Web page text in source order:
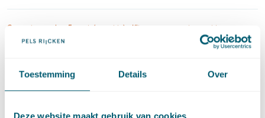
Toestemming Details Over
Omgevingsrecht Energie(transitie) Klimaat en energietransitie
Zonneparken? Let op verplichting tot creëren
6 mei 2020 · Lianne Barnhoorn en Marije van Mannekes
Omgevingsrecht · Energie(transitie) · Klimaat en energietransitie